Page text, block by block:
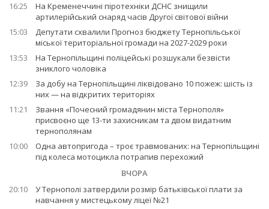
16:25
На Кременеччині піротехніки ДСНС знищили
артилерійський снаряд часів Другої світової війни
15:03
Депутати схвалили Прогноз бюджету Тернопільської
міської територіальної громади на 2027-2029 роки
13:53
На Тернопільщині поліцейські розшукали безвісти
зниклого чоловіка
12:39
За добу на Тернопільщині ліквідовано 10 пожеж: шість із
них — на відкритих територіях
11:21
Звання «Почесний громадянин міста Тернополя»
присвоєно ще 13-ти захисникам та двом видатним
тернополянам
10:00
Одна автопригода – троє травмованих: на Тернопільщині
під колеса мотоцикла потрапив перехожий
ВЧОРА
20:10
У Тернополі затвердили розмір батьківської плати за
навчання у мистецькому ліцеї №21